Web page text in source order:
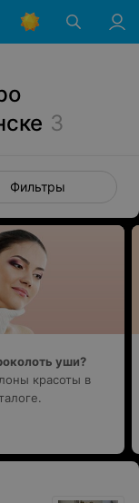
3
Фильтры
уши?
красоты в